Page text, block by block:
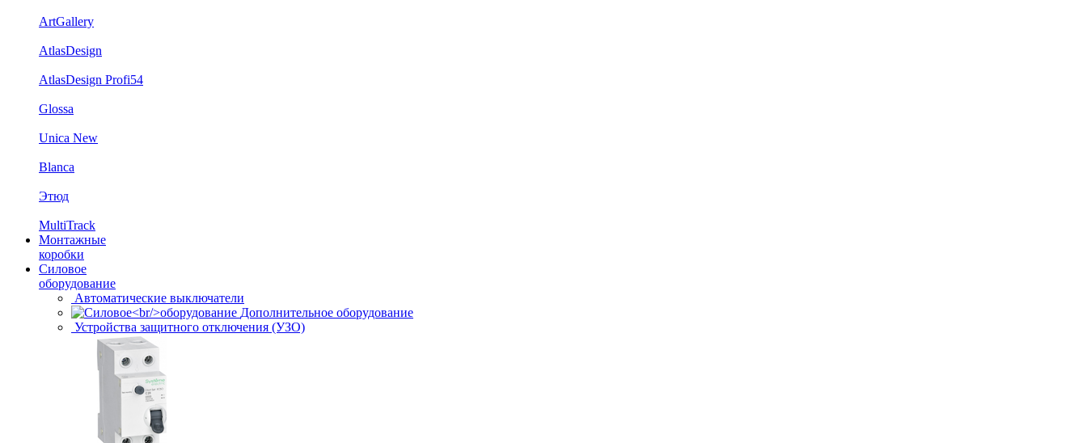
ArtGallery
AtlasDesign
AtlasDesign Profi54
Glossa
Unica New
Blanca
Этюд
MultiTrack
Монтажные
коробки
Силовое
оборудование
Автоматические выключатели
Дополнительное оборудование
Устройства защитного отключения (УЗО)